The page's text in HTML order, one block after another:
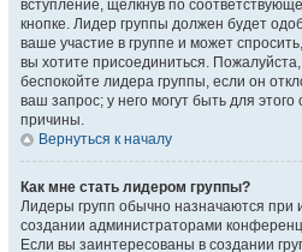
вступление, щёлкнув по
кнопке. Лидер группы должен будет
ваше участие в группе и может
вы хотите присоединиться.
беспокойте лидера группы, если он
ваш запрос; у него могут быть для этого
причины.
Вернуться к началу
Как мне стать лидером группы?
Лидеры групп обычно назначаются при
создании администраторами
Если вы заинтересованы в создании